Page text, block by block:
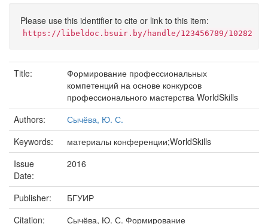
Please use this identifier to cite or link to this item:
https://libeldoc.bsuir.by/handle/123456789/10282
Title:
Формирование профессиональных
компетенций на основе конкурсов
профессионального мастерства WorldSkills
Authors:
Сычёва, Ю. С.
Keywords:
материалы конференции;WorldSkills
Issue
Date:
2016
Publisher:
БГУИР
Citation:
Сычёва, Ю. С. Формирование